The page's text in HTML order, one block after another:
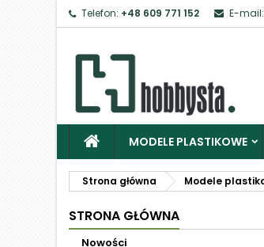
Telefon: +48 609 771 152 E-mail:
MODELE PLASTIKOWE
Strona główna Modele
STRONA GŁÓWNA
Nowości